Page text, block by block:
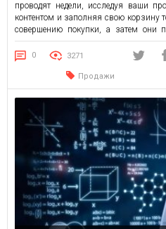
проводят недели, исследуя ваши
контентом и заполняя свою корзину
совершению покупки, а затем они
оформляют заказ. Или клиенты
письма, переходят на страницы
0 3271
Продажи